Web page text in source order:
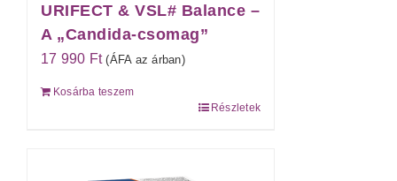
URIFECT & VSL# Balance –
A „Candida-csomag”
17 990 Ft (ÁFA az árban)
Kosárba teszem
Részletek